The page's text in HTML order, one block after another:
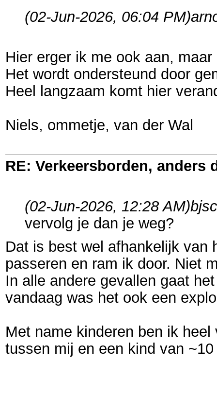
(02-Jun-2026, 06:04 PM)
Hier erger ik me ook aan,
Het wordt ondersteund door
Heel langzaam komt hier
Niels, ommetje, van der Wal
RE: Verkeersborden, anders
(02-Jun-2026, 12:28 AM)
vervolg je dan je weg?
Dat is best wel afhankelijk van
passeren en ram ik door. Niet
In alle andere gevallen gaat
vandaag was het ook een
Met name kinderen ben ik
tussen mij en een kind van